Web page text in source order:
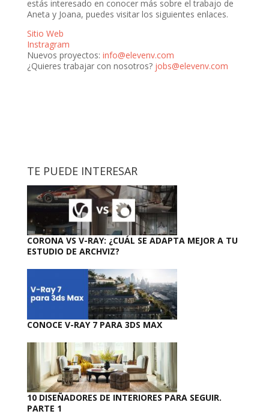
estás interesado en conocer más sobre el trabajo de
Aneta y Joana, puedes visitar los siguientes enlaces.
Sitio Web
Instragram
Nuevos proyectos: info@elevenv.com
¿Quieres trabajar con nosotros? jobs@elevenv.com
TE PUEDE INTERESAR
CORONA VS V-RAY: ¿CUÁL SE ADAPTA MEJOR A TU
ESTUDIO DE ARCHVIZ?
CONOCE V-RAY 7 PARA 3DS MAX
10 DISEÑADORES DE INTERIORES PARA SEGUIR.
PARTE 1